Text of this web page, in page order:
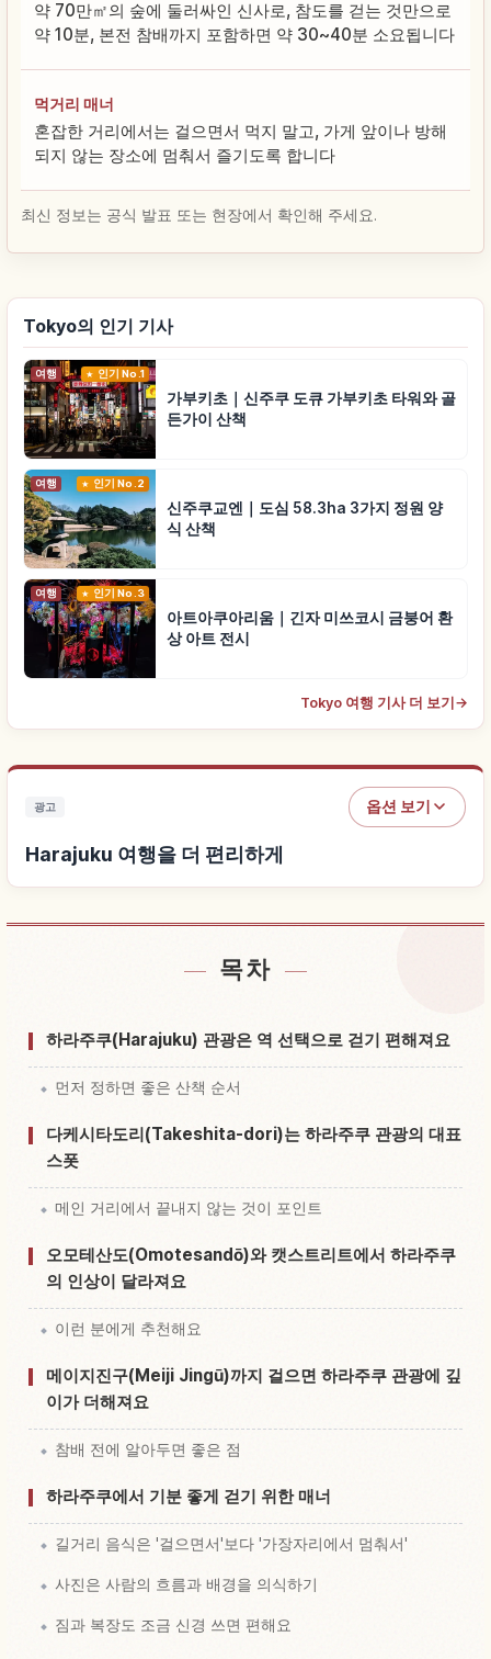
약 70만㎡의 숲에 둘러싸인 신사로, 참도를 걷는 것만으로
약 10분, 본전 참배까지 포함하면 약 30~40분 소요됩니다
먹거리 매너
혼잡한 거리에서는 걸으면서 먹지 말고, 가게 앞이나 방해
되지 않는 장소에 멈춰서 즐기도록 합니다
최신 정보는 공식 발표 또는 현장에서 확인해 주세요.
Tokyo의 인기 기사
여행 인기 No.1
가부키초｜신주쿠 도큐 가부키초 타워와 골
든가이 산책
여행 인기 No.2
신주쿠교엔｜도심 58.3ha 3가지 정원 양
식 산책
여행 인기 No.3
아트아쿠아리움｜긴자 미쓰코시 금붕어 환
상 아트 전시
Tokyo 여행 기사 더 보기 →
광고 옵션 보기
Harajuku 여행을 더 편리하게
Harajuku 근처 숙소 찾기
Harajuku 체험 찾기 ↗
목차
하라주쿠(Harajuku) 관광은 역 선택으로 걷기 편해져요
먼저 정하면 좋은 산책 순서
다케시타도리(Takeshita-dori)는 하라주쿠 관광의 대표
스폿
메인 거리에서 끝내지 않는 것이 포인트
오모테산도(Omotesandō)와 캣스트리트에서 하라주쿠
의 인상이 달라져요
이런 분에게 추천해요
메이지진구(Meiji Jingū)까지 걸으면 하라주쿠 관광에 깊
이가 더해져요
참배 전에 알아두면 좋은 점
하라주쿠에서 기분 좋게 걷기 위한 매너
길거리 음식은 '걸으면서'보다 '가장자리에서 멈춰서'
사진은 사람의 흐름과 배경을 의식하기
짐과 복장도 조금 신경 쓰면 편해요